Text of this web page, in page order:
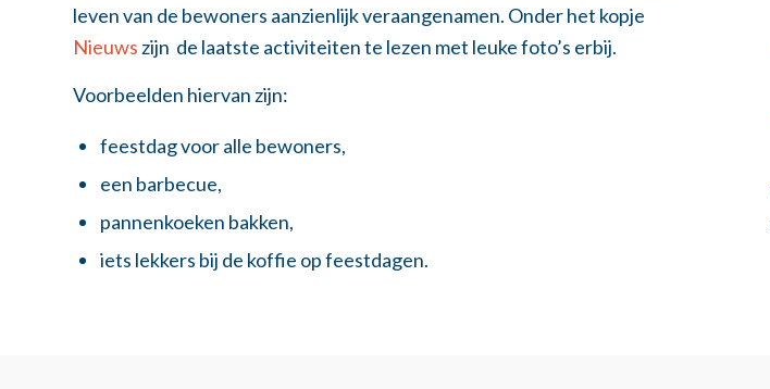
leven van de bewoners aanzienlijk veraangenamen. Onder het kopje
Nieuws zijn de laatste activiteiten te lezen met leuke foto’s erbij.
Voorbeelden hiervan zijn:
feestdag voor alle bewoners,
een barbecue,
pannenkoeken bakken,
iets lekkers bij de koffie op feestdagen.